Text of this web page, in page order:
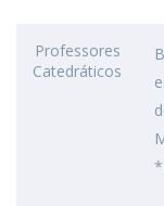
Professores
Catedráticos
*